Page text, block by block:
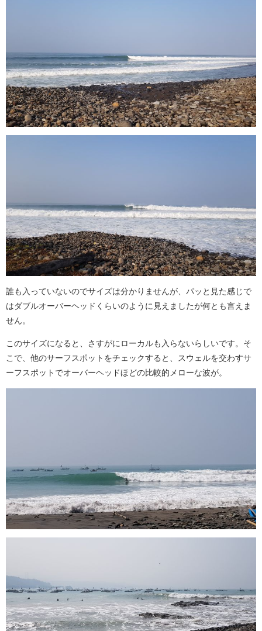
誰も入っていないのでサイズは分かりませんが、パッと見た感じで
はダブルオーバーヘッドくらいのように見えましたが何とも言えま
せん。
このサイズになると、さすがにローカルも入らないらしいです。そ
こで、他のサーフスポットをチェックすると、スウェルを交わすサ
ーフスポットでオーバーヘッドほどの比較的メローな波が。